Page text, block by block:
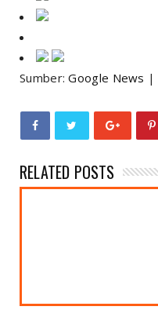
Sumber:Google News |
RELATED POSTS